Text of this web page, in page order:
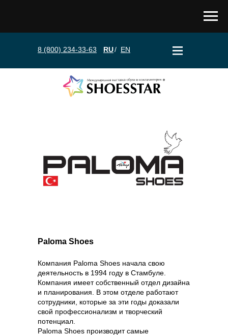
8 (800) 234-33-63 RU EN
/
Компания Paloma Shoes начала свою
деятельность в 1994 году в Стамбуле.
Компания имеет собственный отдел дизайна
и планирования. В этом отделе работают
сотрудники, которые за эти годы доказали
свой профессионализм и творческий
потенциал.
Paloma Shoes производит самые
Paloma Shoes